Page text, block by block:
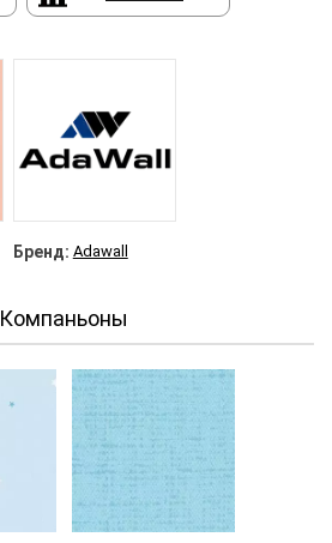
Бренд: Adawall
Компаньоны